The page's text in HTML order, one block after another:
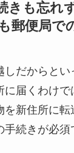
きも忘れ
郵便局で
しだからと
届くわけで
を新住所に
続きが必須